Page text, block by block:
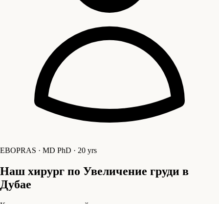
EBOPRAS · MD PhD · 20 yrs
Наш хирург по Увеличение груди в
Дубае